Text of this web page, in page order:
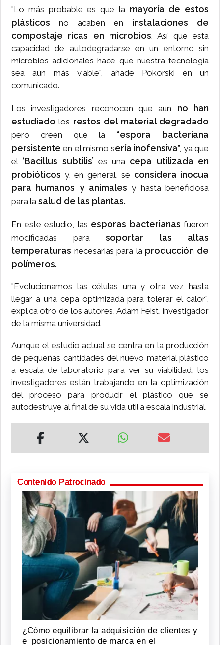
"Lo más probable es que la mayoría de estos
plásticos no acaben en instalaciones de
compostaje ricas en microbios. Así que esta
capacidad de autodegradarse en un entorno sin
microbios adicionales hace que nuestra tecnología
sea aún más viable", añade Pokorski en un
comunicado.
Los investigadores reconocen que aún no han
estudiadolos restos del material degradado
pero creen que la “espora bacteriana
persistente en el mismo sería inofensiva”, ya que
el ‘Bacillus subtilis’es una cepa utilizada en
probióticos y, en general, se considera inocua
para humanos y animales y hasta beneficiosa
para la salud de las plantas.
En este estudio, las esporas bacterianas fueron
modificadas parasoportar las altas
temperaturas necesarias para la producción de
polímeros.
"Evolucionamos las células una y otra vez hasta
llegar a una cepa optimizada para tolerar el calor",
explica otro de los autores, Adam Feist, investigador
de la misma universidad.
Aunque el estudio actual se centra en la producción
de pequeñas cantidades del nuevo material plástico
a escala de laboratorio para ver su viabilidad, los
investigadores están trabajando en la optimización
del proceso para producir el plástico que se
autodestruye al final de su vida útil a escala industrial.
Contenido Patrocinado
¿Cómo equilibrar la adquisición de clientes y
el posicionamiento de marca en el